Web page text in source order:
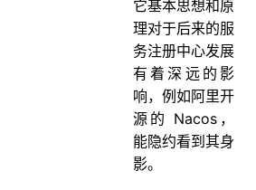
它基本思想和原
理对于后来的服
务注册中心发展
有着深远的影
响，例如阿里开
源的 Nacos，
能隐约看到其身
影。